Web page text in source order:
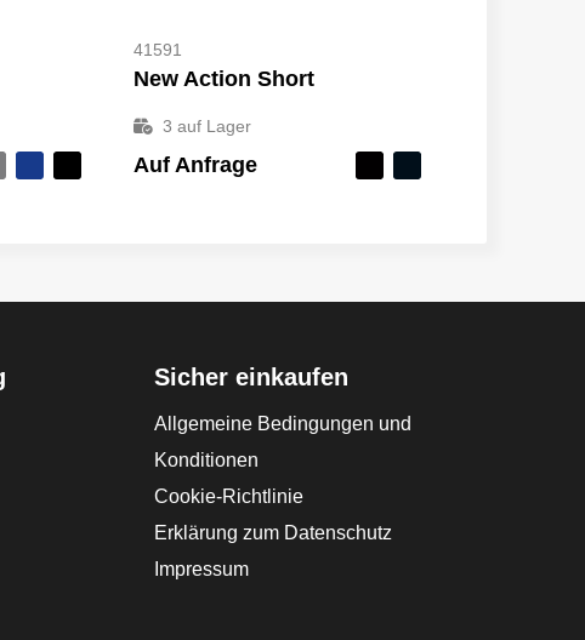
41591
New Action Short
3 auf Lager
Auf Anfrage
Sicher einkaufen
Allgemeine Bedingungen und
Konditionen
Cookie-Richtlinie
Erklärung zum Datenschutz
Impressum